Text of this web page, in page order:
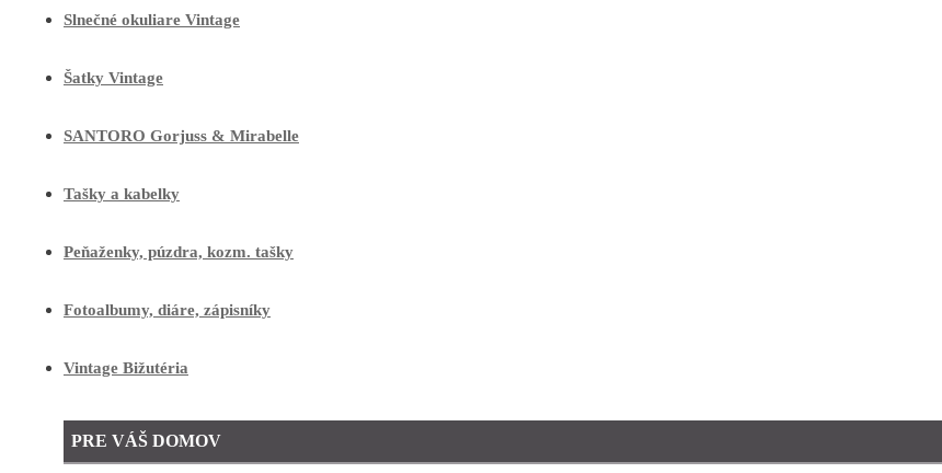
Slnečné okuliare Vintage
Šatky Vintage
SANTORO Gorjuss & Mirabelle
Tašky a kabelky
Peňaženky, púzdra, kozm. tašky
Fotoalbumy, diáre, zápisníky
Vintage Bižutéria
PRE VÁŠ DOMOV